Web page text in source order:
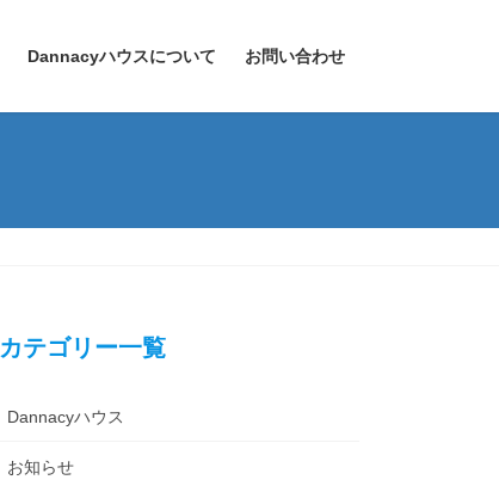
Dannacyハウスについて お問い合わせ
カテゴリー一覧
Dannacyハウス
お知らせ